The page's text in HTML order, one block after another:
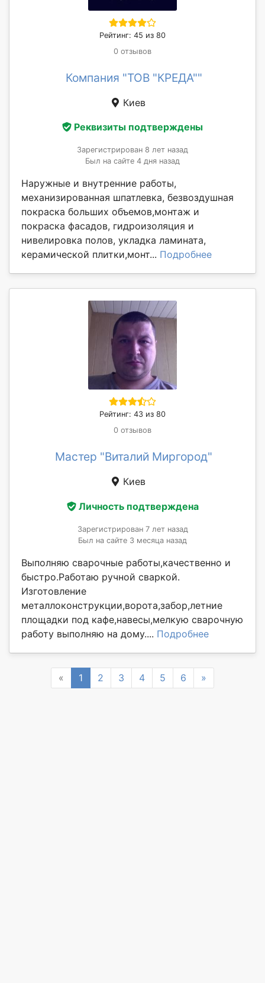
Рейтинг: 45 из 80
0 отзывов
Компания "ТОВ "КРЕДА""
Киев
Реквизиты подтверждены
Зарегистрирован 8 лет назад
Был на сайте 4 дня назад
Наружные и внутренние работы,
механизированная шпатлевка, безвоздушная
покраска больших объемов,монтаж и
покраска фасадов, гидроизоляция и
нивелировка полов, укладка ламината,
керамической плитки,монт... Подробнее
Рейтинг: 43 из 80
0 отзывов
Мастер "Виталий Миргород"
Киев
Личность подтверждена
Зарегистрирован 7 лет назад
Был на сайте 3 месяца назад
Выполняю сварочные работы,качественно и
быстро.Работаю ручной сваркой.
Изготовление
металлоконструкции,ворота,забор,летние
площадки под кафе,навесы,мелкую сварочную
работу выполняю на дому.... Подробнее
« Previous
1 2 3 4 5 6 »